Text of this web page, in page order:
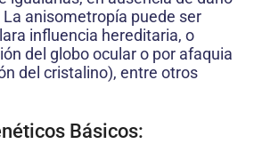
anisometropía puede ser
influencia hereditaria, o
del globo ocular o por afaquia
del cristalino), entre otros
Básicos: